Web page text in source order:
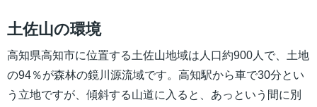
土佐山の環境
高知県高知市に位置する土佐山地域は人口約900人で、土地
の94％が森林の鏡川源流域です。高知駅から車で30分とい
う立地ですが、傾斜する山道に入ると、あっという間に別